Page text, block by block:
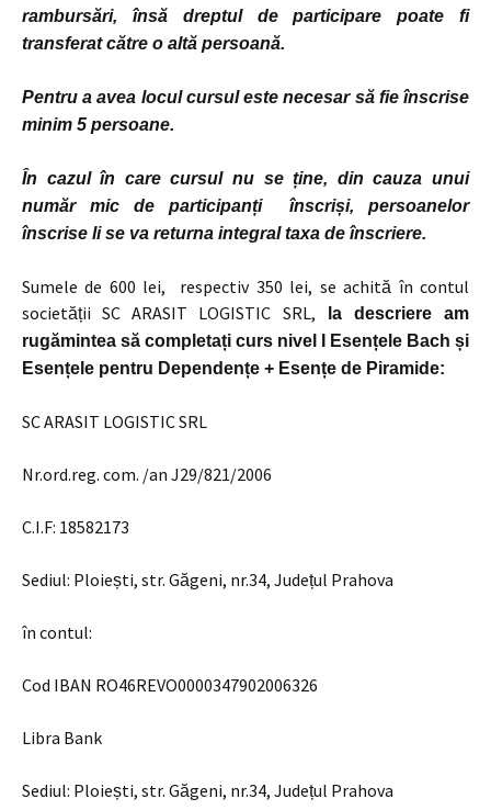
rambursări, însă dreptul de participare poate fi
transferat către o altă persoană.
Pentru a avea locul cursul este necesar să fie înscrise
minim 5 persoane.
În cazul în care cursul nu se ține, din cauza unui
număr mic de participanți înscriși, persoanelor
înscrise li se va returna integral taxa de înscriere.
Sumele de 600 lei, respectiv 350 lei, se achită în contul
societății SC ARASIT LOGISTIC SRL, la descriere am
rugămintea să completați curs nivel I Esențele Bach și
Esențele pentru Dependențe + Esențe de Piramide:
SC ARASIT LOGISTIC SRL
Nr.ord.reg. com. /an J29/821/2006
C.I.F: 18582173
Sediul: Ploiești, str. Găgeni, nr.34, Județul Prahova
în contul:
Cod IBAN RO46REVO0000347902006326
Libra Bank
Sediul: Ploiești, str. Găgeni, nr.34, Județul Prahova